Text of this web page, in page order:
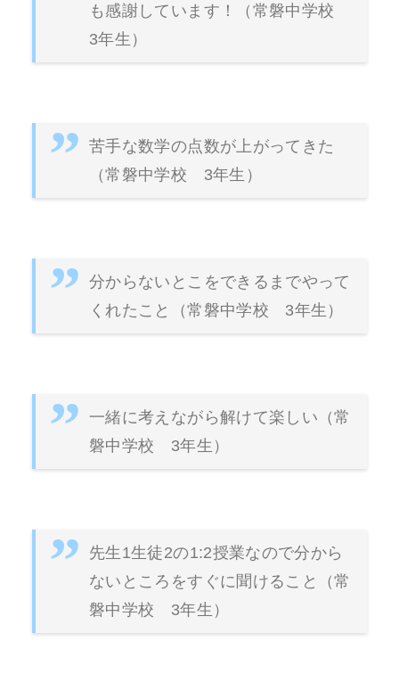
も感謝しています！（常磐中学校
3年生）
苦手な数学の点数が上がってきた
（常磐中学校 3年生）
分からないとこをできるまでやって
くれたこと（常磐中学校 3年生）
一緒に考えながら解けて楽しい（常
磐中学校 3年生）
先生1生徒2の1:2授業なので分から
ないところをすぐに聞けること（常
磐中学校 3年生）